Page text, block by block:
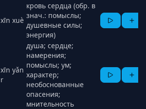
xīn xuè
кровь сердца (обр. в
знач.: помыслы;
душевные силы;
энергия)
xīn yǎn
r
душа; сердце;
намерения;
помыслы; ум;
характер;
необоснованные
опасения;
мнительность